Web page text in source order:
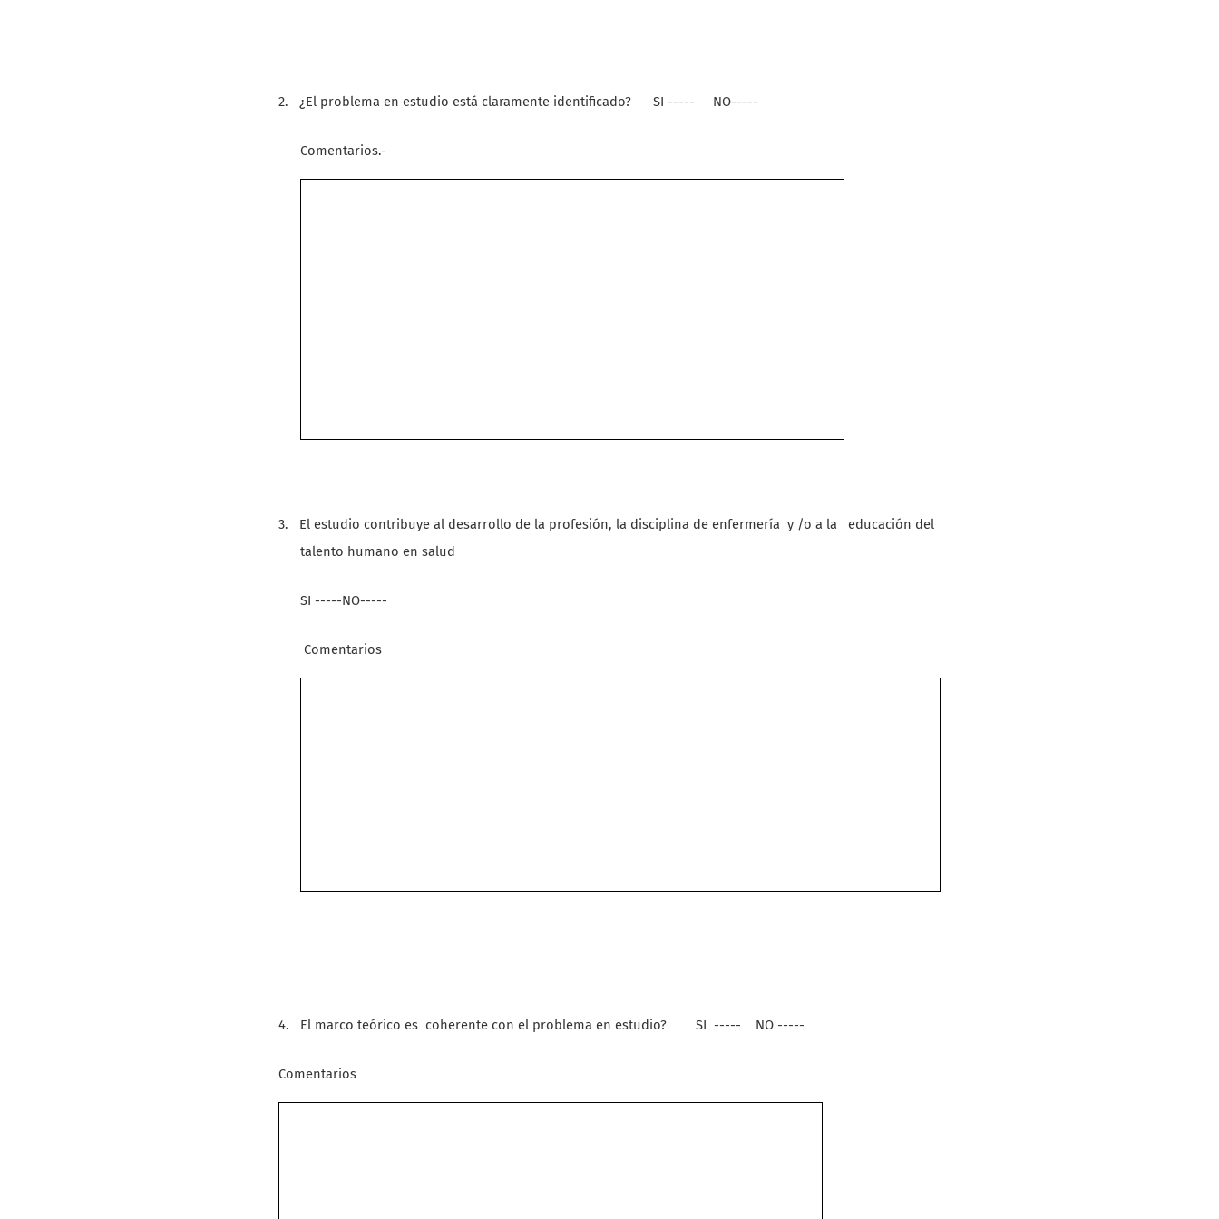
2. ¿El problema en estudio está claramente identificado? SI ----- NO-----
Comentarios.-
3. El estudio contribuye al desarrollo de la profesión, la disciplina de enfermería y /o a la
educación del
talento humano en salud
SI -----NO-----
Comentarios
4. El marco teórico es coherente con el problema en estudio? SI ----- NO -----
Comentarios